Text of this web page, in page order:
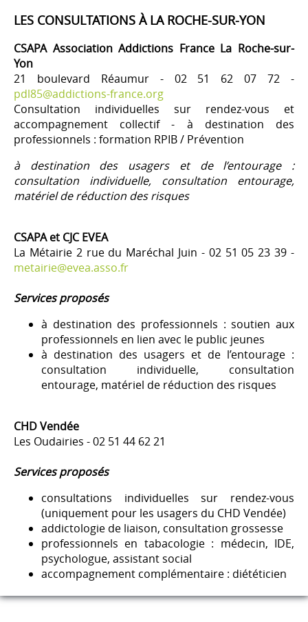
LES CONSULTATIONS À LA ROCHE-SUR-YON
CSAPA Association Addictions France La Roche-sur-
Yon
21 boulevard Réaumur - 02 51 62 07 72 -
pdl85@addictions-france.org
Consultation individuelles sur rendez-vous et
accompagnement collectif - à destination des
professionnels : formation RPIB / Prévention
à destination des usagers et de l’entourage :
consultation individuelle, consultation entourage,
matériel de réduction des risques
CSAPA et CJC EVEA
La Métairie 2 rue du Maréchal Juin - 02 51 05 23 39 -
metairie@evea.asso.fr
Services proposés
à destination des professionnels : soutien aux
professionnels en lien avec le public jeunes
à destination des usagers et de l’entourage :
consultation individuelle, consultation
entourage, matériel de réduction des risques
CHD Vendée
Les Oudairies - 02 51 44 62 21
Services proposés
consultations individuelles sur rendez-vous
(uniquement pour les usagers du CHD Vendée)
addictologie de liaison, consultation grossesse
professionnels en tabacologie : médecin, IDE,
psychologue, assistant social
accompagnement complémentaire : diététicien